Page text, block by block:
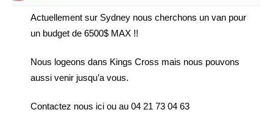
Actuellement sur Sydney nous cherchons un van pour
un budget de 6500$ MAX !!
Nous logeons dans Kings Cross mais nous pouvons
aussi venir jusqu’a vous.
Contactez nous ici ou au 04 21 73 04 63